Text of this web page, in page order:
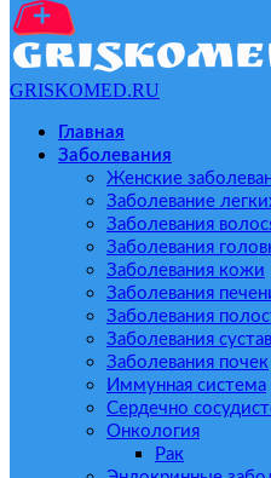
GRISKOMED.RU
Главная
Заболевания
Женские
Заболевание
Заболевания
Заболевания
Заболевания кожи
Заболевания
Заболевания
Заболевания
Заболевания почек
Иммунная система
Сердечно
Онкология
Рак